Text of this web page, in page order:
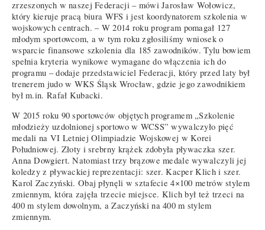
zrzeszonych w naszej Federacji – mówi Jarosław Wołowicz,
który kieruje pracą biura WFS i jest koordynatorem szkolenia w
wojskowych centrach. – W 2014 roku program pomagał 127
młodym sportowcom, a w tym roku zgłosiliśmy wniosek o
wsparcie finansowe szkolenia dla 185 zawodników. Tylu bowiem
spełnia kryteria wynikowe wymagane do włączenia ich do
programu – dodaje przedstawiciel Federacji, który przed laty był
trenerem judo w WKS Śląsk Wrocław, gdzie jego zawodnikiem
był m.in. Rafał Kubacki.
W 2015 roku 90 sportowców objętych programem „Szkolenie
młodzieży uzdolnionej sportowo w WCSS” wywalczyło pięć
medali na VI Letniej Olimpiadzie Wojskowej w Korei
Południowej. Złoty i srebrny krążek zdobyła pływaczka szer.
Anna Dowgiert. Natomiast trzy brązowe medale wywalczyli jej
koledzy z pływackiej reprezentacji: szer. Kacper Klich i szer.
Karol Zaczyński. Obaj płynęli w sztafecie 4×100 metrów stylem
zmiennym, która zajęła trzecie miejsce. Klich był też trzeci na
400 m stylem dowolnym, a Zaczyński na 400 m stylem
zmiennym.